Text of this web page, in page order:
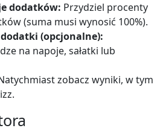
dodatków: Przydziel procenty
(suma musi wynosić 100%).
(opcjonalne):
na napoje, sałatki lub
zobacz wyniki, w tym